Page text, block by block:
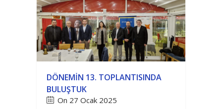
DÖNEMIN 13. TOPLANTISINDA
BULUŞTUK
On 27 Ocak 2025